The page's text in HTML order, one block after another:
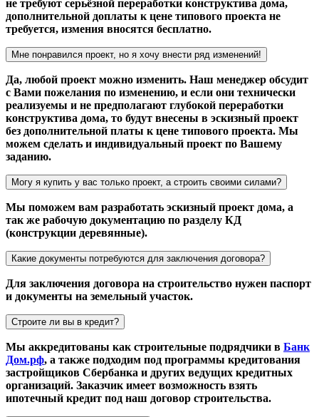
не требуют серьёзной переработки конструктива дома,
дополнительной доплаты к цене типового проекта не
требуется, измения вносятся бесплатно.
Мне понравился проект, но я хочу внести ряд изменений!
Да, любой проект можно изменить. Наш менеджер обсудит
с Вами пожелания по изменению, и если они технически
реализуемы и не предполагают глубокой переработки
конструктива дома, то будут внесены в эскизный проект
без дополнительной платы к цене типового проекта. Мы
можем сделать и индивидуальный проект по Вашему
заданию.
Могу я купить у вас только проект, а строить своими силами?
Мы поможем вам разработать эскизный проект дома, а
так же рабочую документацию по разделу КД
(конструкции деревянные).
Какие документы потребуются для заключения договора?
Для заключения договора на строительство нужен паспорт
и документы на земельный участок.
Строите ли вы в кредит?
Мы аккредитованы как строительные подрядчики в Банк
Дом.рф, а также подходим под программы кредитования
застройщиков Сбербанка и других ведущих кредитных
организаций. Заказчик имеет возможность взять
ипотечный кредит под наш договор строительства.